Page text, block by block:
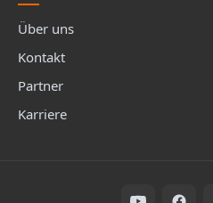
Über uns
Kontakt
Partner
Karriere
Folge uns auf Social Media